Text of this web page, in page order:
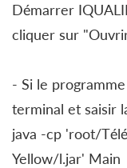
Démarrer
cliquer sur
- Si le
terminal et saisir
java -cp 'root/
Yellow/l.jar' Main